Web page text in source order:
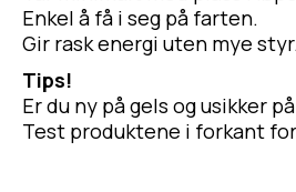
Enkel å få i seg på farten.
Gir rask energi uten mye
Tips!
Er du ny på gels og usikker
Test produktene i forkant